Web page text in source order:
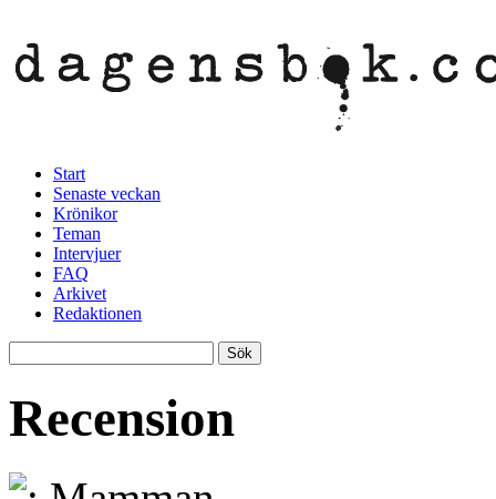
Start
Senaste veckan
Krönikor
Teman
Intervjuer
FAQ
Arkivet
Redaktionen
Recension